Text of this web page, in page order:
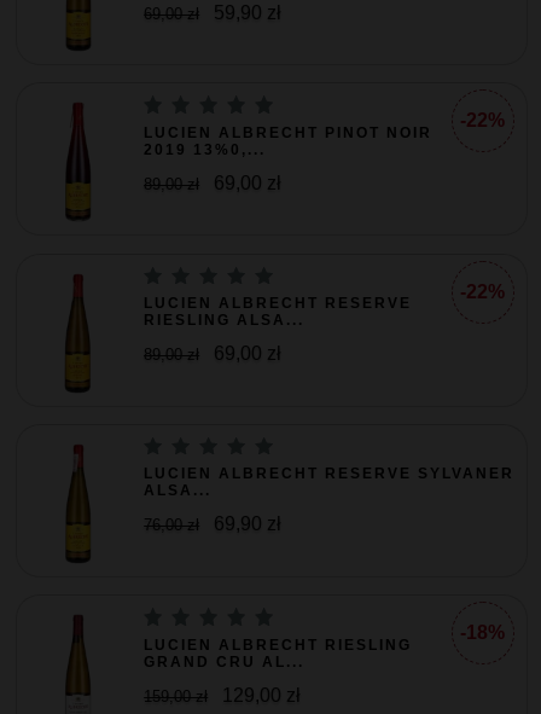
69,00 zł 59,90 zł
-22%
LUCIEN ALBRECHT PINOT NOIR
2019 13%0,...
89,00 zł 69,00 zł
-22%
LUCIEN ALBRECHT RESERVE
RIESLING ALSA...
89,00 zł 69,00 zł
LUCIEN ALBRECHT RESERVE SYLVANER
ALSA...
76,00 zł 69,90 zł
-18%
LUCIEN ALBRECHT RIESLING
GRAND CRU AL...
159,00 zł 129,00 zł